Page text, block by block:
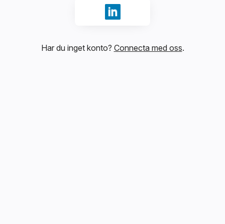
Logga in med LinkedIn
Har du inget konto? Connecta med oss.